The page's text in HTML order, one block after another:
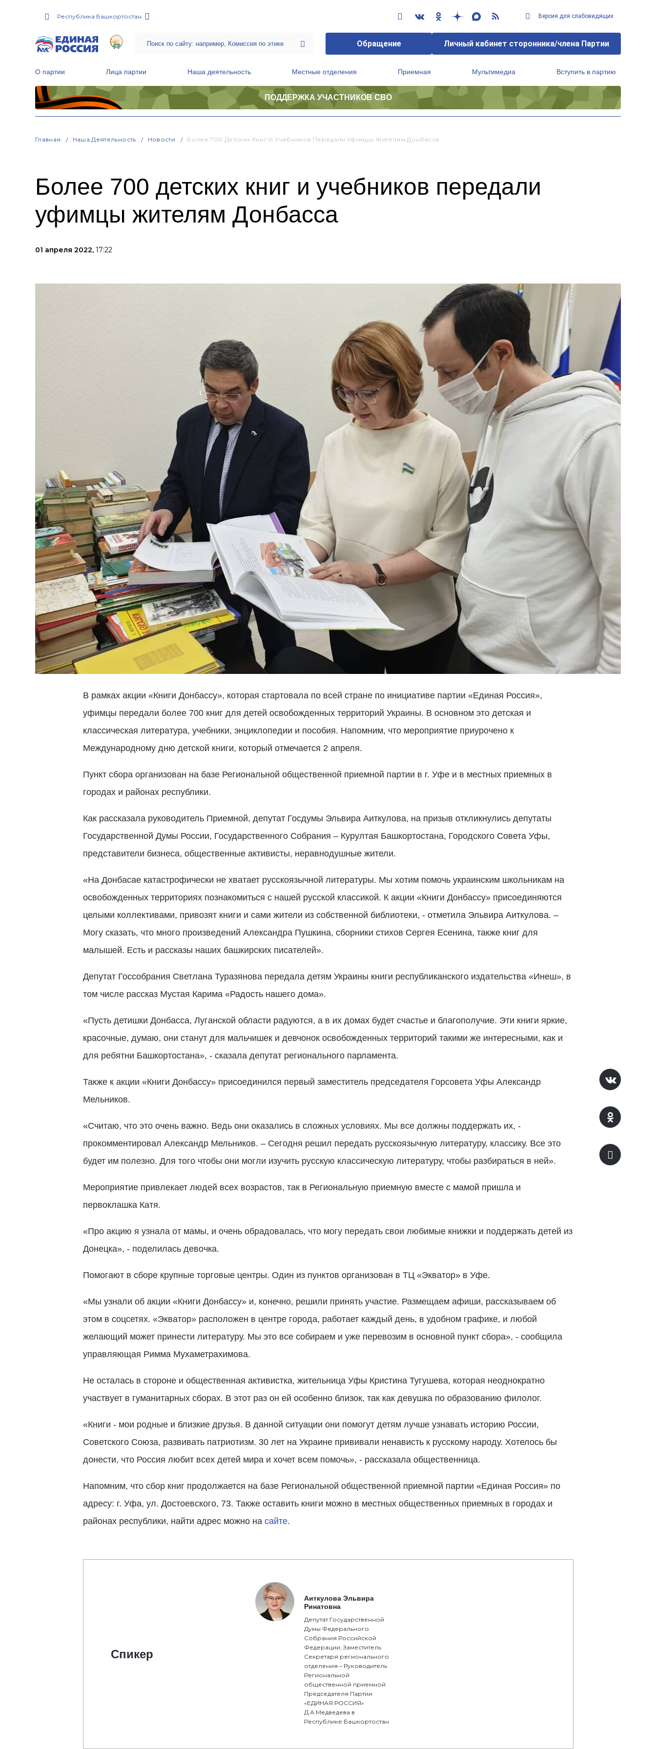
Республика Башкортостан Версия для слабовидящих
Обращение Личный кабинет сторонника/члена Партии
О партии Лица партии Наша деятельность Местные отделения Приемная Мультимедиа Вступить в партию
ПОДДЕРЖКА УЧАСТНИКОВ СВО
Главная Наша Деятельность Новости Более 700 Детских Книг И Учебников Передали Уфимцы Жителям Донбасса
Более 700 детских книг и учебников передали
уфимцы жителям Донбасса
01 апреля 2022, 17:22
В рамках акции «Книги Донбассу», которая стартовала по всей стране по инициативе партии «Единая Россия»,
уфимцы передали более 700 книг для детей освобожденных территорий Украины. В основном это детская и
классическая литература, учебники, энциклопедии и пособия. Напомним, что мероприятие приурочено к
Международному дню детской книги, который отмечается 2 апреля.
Пункт сбора организован на базе Региональной общественной приемной партии в г. Уфе и в местных приемных в
городах и районах республики.
Как рассказала руководитель Приемной, депутат Госдумы Эльвира Аиткулова, на призыв откликнулись депутаты
Государственной Думы России, Государственного Собрания – Курултая Башкортостана, Городского Совета Уфы,
представители бизнеса, общественные активисты, неравнодушные жители.
«На Донбасае катастрофически не хватает русскоязычной литературы. Мы хотим помочь украинским школьникам на
освобожденных территориях познакомиться с нашей русской классикой. К акции «Книги Донбассу» присоединяются
целыми коллективами, привозят книги и сами жители из собственной библиотеки, - отметила Эльвира Аиткулова. –
Могу сказать, что много произведений Александра Пушкина, сборники стихов Сергея Есенина, также книг для
малышей. Есть и рассказы наших башкирских писателей».
Депутат Госсобрания Светлана Туразянова передала детям Украины книги республиканского издательства «Инеш», в
том числе рассказ Мустая Карима «Радость нашего дома».
«Пусть детишки Донбасса, Луганской области радуются, а в их домах будет счастье и благополучие. Эти книги яркие,
красочные, думаю, они станут для мальчишек и девчонок освобожденных территорий такими же интересными, как и
для ребятни Башкортостана», - сказала депутат регионального парламента.
Также к акции «Книги Донбассу» присоединился первый заместитель председателя Горсовета Уфы Александр
Мельников.
«Считаю, что это очень важно. Ведь они оказались в сложных условиях. Мы все должны поддержать их, -
прокомментировал Александр Мельников. – Сегодня решил передать русскоязычную литературу, классику. Все это
будет им полезно. Для того чтобы они могли изучить русскую классическую литературу, чтобы разбираться в ней».
Мероприятие привлекает людей всех возрастов, так в Региональную приемную вместе с мамой пришла и
первоклашка Катя.
«Про акцию я узнала от мамы, и очень обрадовалась, что могу передать свои любимые книжки и поддержать детей из
Донецка», - поделилась девочка.
Помогают в сборе крупные торговые центры. Один из пунктов организован в ТЦ «Экватор» в Уфе.
«Мы узнали об акции «Книги Донбассу» и, конечно, решили принять участие. Размещаем афиши, рассказываем об
этом в соцсетях. «Экватор» расположен в центре города, работает каждый день, в удобном графике, и любой
желающий может принести литературу. Мы это все собираем и уже перевозим в основной пункт сбора», - сообщила
управляющая Римма Мухаметрахимова.
Не осталась в стороне и общественная активистка, жительница Уфы Кристина Тугушева, которая неоднократно
участвует в гуманитарных сборах. В этот раз он ей особенно близок, так как девушка по образованию филолог.
«Книги - мои родные и близкие друзья. В данной ситуации они помогут детям лучше узнавать историю России,
Советского Союза, развивать патриотизм. 30 лет на Украине прививали ненависть к русскому народу. Хотелось бы
донести, что Россия любит всех детей мира и хочет всем помочь», - рассказала общественница.
Напомним, что сбор книг продолжается на базе Региональной общественной приемной партии «Единая Россия» по
адресу: г. Уфа, ул. Достоевского, 73. Также оставить книги можно в местных общественных приемных в городах и
районах республики, найти адрес можно на сайте.
Спикер
Аиткулова Эльвира
Ринатовна
Депутат Государственной
Думы Федерального
Собрания Российской
Федерации, Заместитель
Секретаря регионального
отделения – Руководитель
Региональной
общественной приемной
Председателя Партии
«ЕДИНАЯ РОССИЯ»
Д.А.Медведева в
Республике Башкортостан